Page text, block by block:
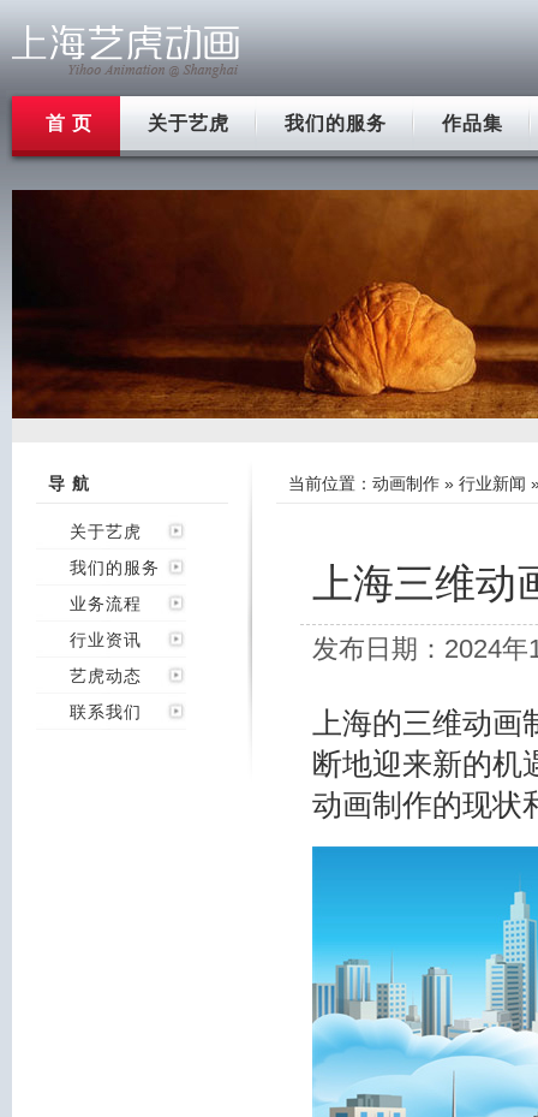
首 页 关于艺虎 我们的服务 作品集
导 航
关于艺虎
我们的服务
业务流程
行业资讯
艺虎动态
联系我们
当前位置： 动画制作 » 行业新闻
上海三维
发布日期：2024
上海的三维动
断地迎来新的机
动画制作的现状